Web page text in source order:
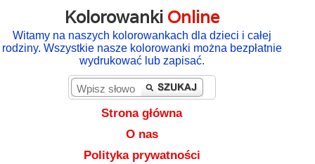
Kolorowanki Online
Witamy na naszych kolorowankach dla dzieci i całej
rodziny. Wszystkie nasze kolorowanki można bezpłatnie
wydrukować lub zapisać.
Strona główna
O nas
Polityka prywatności